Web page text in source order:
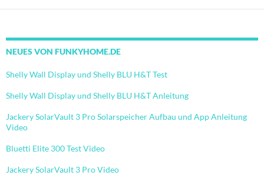
NEUES VON FUNKYHOME.DE
Shelly Wall Display und Shelly BLU H&T Test
Shelly Wall Display und Shelly BLU H&T Anleitung
Jackery SolarVault 3 Pro Solarspeicher Aufbau und App Anleitung
Video
Bluetti Elite 300 Test Video
Jackery SolarVault 3 Pro Video